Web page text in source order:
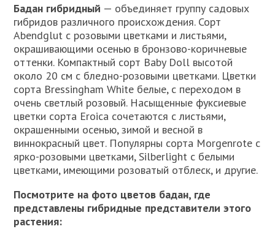
Бадан гибридный — объединяет группу садовых
гибридов различного происхождения. Сорт
Abendglut с розовыми цветками и листьями,
окрашивающими осенью в бронзово-коричневые
оттенки. Компактный сорт Baby Doll высотой
около 20 см с бледно-розовыми цветками. Цветки
сорта Bressingham White белые, с переходом в
очень светлый розовый. Насыщенные фуксиевые
цветки сорта Eroica сочетаются с листьями,
окрашенными осенью, зимой и весной в
виннокрасный цвет. Популярны сорта Morgenrote с
ярко-розовыми цветками, Silberlight с белыми
цветками, имеющими розоватый отблеск, и другие.
Посмотрите на фото цветов бадан, где
представлены гибридные представители этого
растения: